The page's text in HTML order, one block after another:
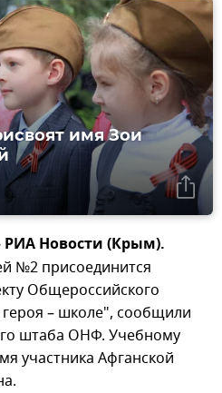
имя Зои
Новости (Крым).
№2 присоединится
Общероссийского
– школе", сообщили
штаба ОНФ. Учебному
участника Афганской